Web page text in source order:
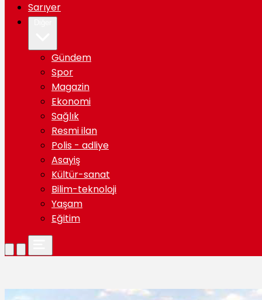
Sarıyer
Gündem
Spor
Magazin
Ekonomi
Sağlık
Resmi ilan
Polis - adliye
Asayiş
Kültür-sanat
Bilim-teknoloji
Yaşam
Eğitim